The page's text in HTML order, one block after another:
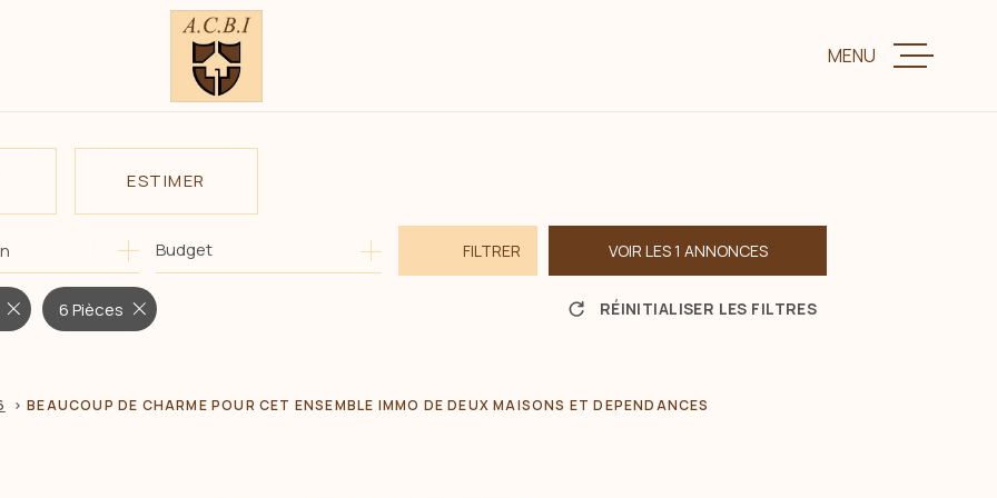
MENU
PRO
ESTIMER
Budget FILTRER VOIR LES1 ANNONCES
6 Pièces RÉINITIALISER LES FILTRES
BEAUCOUP DE CHARME POUR CET ENSEMBLE IMMO DE DEUX MAISONS ET DEPENDANCES